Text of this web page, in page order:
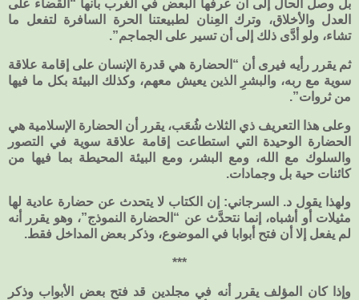
بل وصل الحال إلى أن عرفها البعض في الغرب بأنها “القضاء على
العدل والأخلاق، وترك العِنان لطبيعتنا الحرة السافرة لتفعل ما
تشاء، ولو أدَّى ذلك إلى أن تسير على الجماجم”.
ثم يقرر رأيه فيرى أن “الحضارة هي قدرة الإنسان على إقامة علاقة
سوية مع ربه، والبشرِ الذين يعيش معهم، وكذلك البيئة بكل ما فيها
من ثروات”.
وعلى هذا التعريف ذي الثلاث شُعَب، يقرر أن الحضارة الإسلامية هي
الحضارة الوحيدة التي استطاعت إقامة علاقة سوية في التصور
والسلوك مع الله، ومع البشر، ومع البيئة المحيطة بما فيها من
كائنات حية بل وجمادات.
ولهذا يقول د. السرجاني: إن الكتاب لا يتحدث عن حضارة عادية لها
مثيلات أو أشباه، إنما نتحدَّث عن “الحضارة النموذج”، وهو يقرر أنه
لم يفعل إلا أن فتح أبوابا في الموضوع، وذكر بعض المداخل فقط.
***
وإذا كان المؤلف يقرر أنه في مجلدين قد فتح بعض الأبواب وذكر